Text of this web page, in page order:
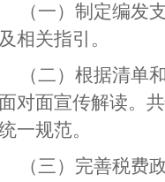
（一）制定编发
及相关指引。
（二）根据清单
对面宣传解读。
一规范。
（三）完善税费